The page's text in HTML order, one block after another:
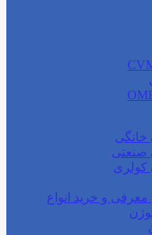
خانگی
صنعتی
کولری
معرفی و خرید انواع